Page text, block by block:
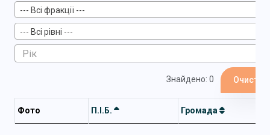
--- Всі фракції ---
--- Всі рівні ---
Знайдено: 0
Фото П.І.Б. Громада